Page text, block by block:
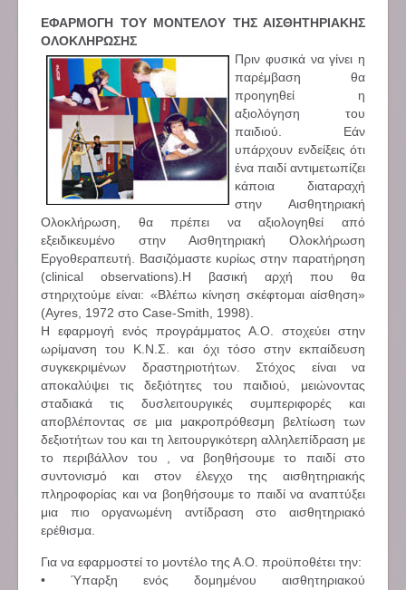
ΕΦΑΡΜΟΓΗ ΤΟΥ ΜΟΝΤΕΛΟΥ ΤΗΣ ΑΙΣΘΗΤΗΡΙΑΚΗΣ
ΟΛΟΚΛΗΡΩΣΗΣ
Πριν φυσικά να γίνει η
παρέμβαση θα
προηγηθεί η
αξιολόγηση του
παιδιού. Εάν
υπάρχουν ενδείξεις ότι
ένα παιδί αντιμετωπίζει
κάποια διαταραχή
στην Αισθητηριακή
Ολοκλήρωση, θα πρέπει να αξιολογηθεί από
εξειδικευμένο στην Αισθητηριακή Ολοκλήρωση
Εργοθεραπευτή. Βασιζόμαστε κυρίως στην παρατήρηση
(clinical observations).Η βασική αρχή που θα
στηριχτούμε είναι: «Βλέπω κίνηση σκέφτομαι αίσθηση»
(Ayres, 1972 στο Case-Smith, 1998).
Η εφαρμογή ενός προγράμματος Α.Ο. στοχεύει στην
ωρίμανση του Κ.Ν.Σ. και όχι τόσο στην εκπαίδευση
συγκεκριμένων δραστηριοτήτων. Στόχος είναι να
αποκαλύψει τις δεξιότητες του παιδιού, μειώνοντας
σταδιακά τις δυσλειτουργικές συμπεριφορές και
αποβλέποντας σε μια μακροπρόθεσμη βελτίωση των
δεξιοτήτων του και τη λειτουργικότερη αλληλεπίδραση με
το περιβάλλον του , να βοηθήσουμε το παιδί στο
συντονισμό και στον έλεγχο της αισθητηριακής
πληροφορίας και να βοηθήσουμε το παιδί να αναπτύξει
μια πιο οργανωμένη αντίδραση στο αισθητηριακό
ερέθισμα.
Για να εφαρμοστεί το μοντέλο της Α.Ο. προϋποθέτει την:
• Ύπαρξη ενός δομημένου αισθητηριακού